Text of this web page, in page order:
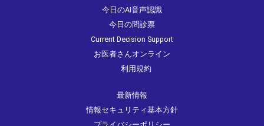
今日のAI音声認識
今日の問診票
Current Decision Support
お医者さんオンライン
利用規約
最新情報
情報セキュリティ基本方針